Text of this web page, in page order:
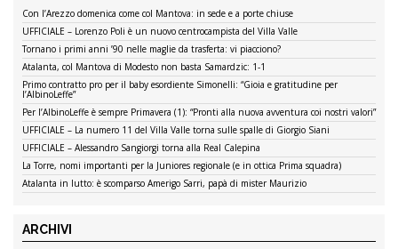
Con l’Arezzo domenica come col Mantova: in sede e a porte chiuse
UFFICIALE – Lorenzo Poli è un nuovo centrocampista del Villa Valle
Tornano i primi anni ’90 nelle maglie da trasferta: vi piacciono?
Atalanta, col Mantova di Modesto non basta Samardzic: 1-1
Primo contratto pro per il baby esordiente Simonelli: “Gioia e gratitudine per
l’AlbinoLeffe”
Per l’AlbinoLeffe è sempre Primavera (1): “Pronti alla nuova avventura coi nostri valori”
UFFICIALE – La numero 11 del Villa Valle torna sulle spalle di Giorgio Siani
UFFICIALE – Alessandro Sangiorgi torna alla Real Calepina
La Torre, nomi importanti per la Juniores regionale (e in ottica Prima squadra)
Atalanta in lutto: è scomparso Amerigo Sarri, papà di mister Maurizio
ARCHIVI